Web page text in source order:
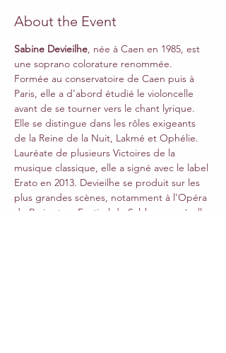
About the Event
Sabine Devieilhe, née à Caen en 1985, est
une soprano colorature renommée.
Formée au conservatoire de Caen puis à
Paris, elle a d’abord étudié le violoncelle
avant de se tourner vers le chant lyrique.
Elle se distingue dans les rôles exigeants
de la Reine de la Nuit, Lakmé et Ophélie.
Lauréate de plusieurs Victoires de la
musique classique, elle a signé avec le label
Erato en 2013. Devieilhe se produit sur les
plus grandes scènes, notamment à l’Opéra
de Paris et au Festival de Salzbourg, où elle